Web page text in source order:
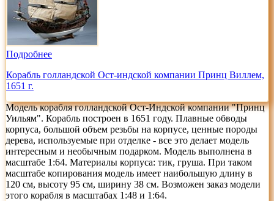
Подробнее
Корабль голландской Ост-индской компании Принц Виллем,
1651 г.
Модель корабля голландской Ост-Индской компании "Принц
Уильям". Корабль построен в 1651 году. Плавные обводы
корпуса, большой объем резьбы на корпусе, ценные породы
дерева, используемые при отделке - все это делает модель
интересным и необычным подарком. Модель выполнена в
масштабе 1:64. Материалы корпуса: тик, груша. При таком
масштабе копирования модель имеет наибольшую длину в
120 см, высоту 95 см, ширину 38 см. Возможен заказ модели
этого корабля в масштабах 1:48 и 1:64.